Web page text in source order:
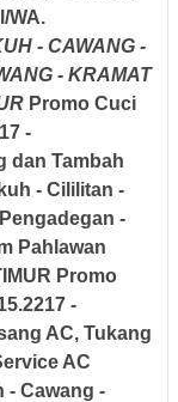
WA.
- CAWANG -
- KRAMAT
Promo Cuci
-
dan Tambah
- Cililitan -
-
Pahlawan
Promo
-
AC, Tukang
AC
- Cawang -